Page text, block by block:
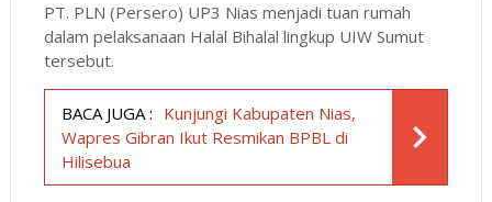
PT. PLN (Persero) UP3 Nias menjadi tuan rumah
dalam pelaksanaan Halal Bihalal lingkup UIW Sumut
tersebut.
BACA JUGA : Kunjungi Kabupaten Nias,
Wapres Gibran Ikut Resmikan BPBL di
Hilisebua